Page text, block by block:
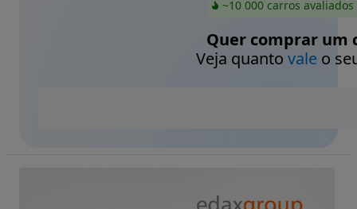
~10 000 carros
Quer comprar um
Veja quanto valeo